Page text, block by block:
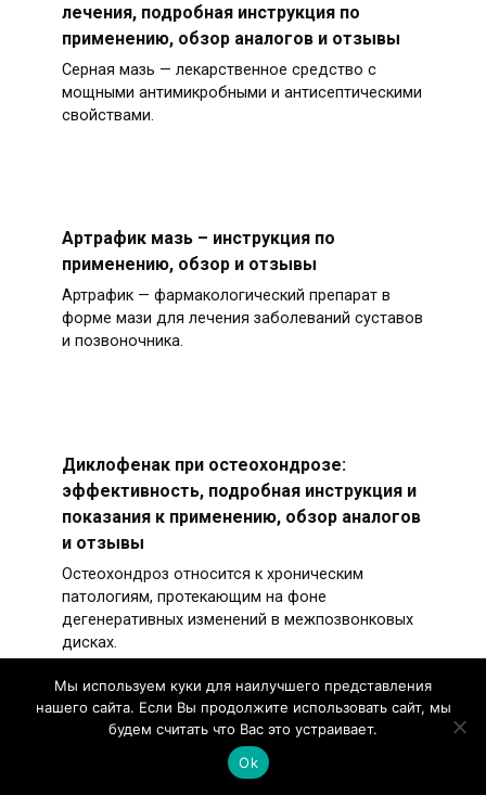
лечения, подробная инструкция по
применению, обзор аналогов и отзывы
Серная мазь — лекарственное средство с
мощными антимикробными и антисептическими
свойствами.
Артрафик мазь – инструкция по
применению, обзор и отзывы
Артрафик — фармакологический препарат в
форме мази для лечения заболеваний суставов
и позвоночника.
Диклофенак при остеохондрозе:
эффективность, подробная инструкция и
показания к применению, обзор аналогов
и отзывы
Остеохондроз относится к хроническим
патологиям, протекающим на фоне
дегенеративных изменений в межпозвонковых
дисках.
Мы используем куки для наилучшего представления
нашего сайта. Если Вы продолжите использовать сайт, мы
будем считать что Вас это устраивает.
Ok